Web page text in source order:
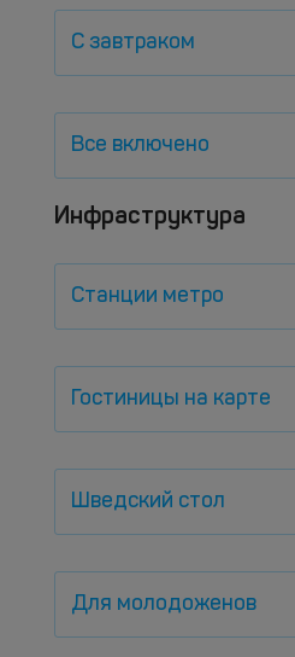
С завтраком
Все включено
Инфраструктура
Станции метро
Гостиницы на карте
Шведский стол
Для молодоженов